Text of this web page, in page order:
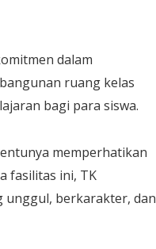
dalam
ruang kelas
bagi para siswa.
memperhatikan
fasilitas ini, TK
unggul, berkarakter, dan